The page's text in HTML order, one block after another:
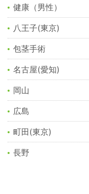
健康（男性）
八王子(東京)
包茎手術
名古屋(愛知)
岡山
広島
町田(東京)
長野